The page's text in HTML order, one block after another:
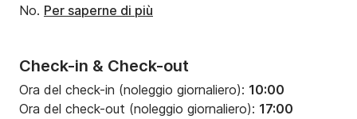
Check-in & Check-out
Ora del check-in (noleggio giornaliero): 10:00
Ora del check-out (noleggio giornaliero): 17:00
No. Per saperne di più